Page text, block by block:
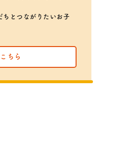
ちとつながりたいお子
ちら